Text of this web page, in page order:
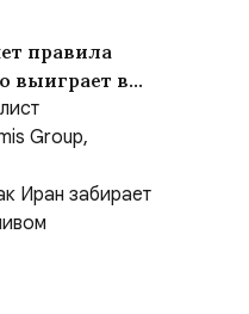
правила
выиграет в
Group,